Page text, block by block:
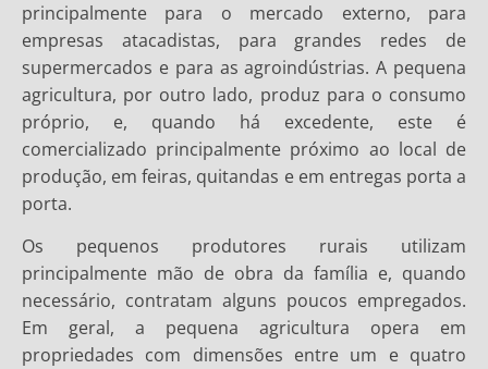
principalmente para o mercado externo, para
empresas atacadistas, para grandes redes de
supermercados e para as agroindústrias. A pequena
agricultura, por outro lado, produz para o consumo
próprio, e, quando há excedente, este é
comercializado principalmente próximo ao local de
produção, em feiras, quitandas e em entregas porta a
porta.
Os pequenos produtores rurais utilizam
principalmente mão de obra da família e, quando
necessário, contratam alguns poucos empregados.
Em geral, a pequena agricultura opera em
propriedades com dimensões entre um e quatro